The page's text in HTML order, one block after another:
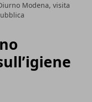
Modena, visita